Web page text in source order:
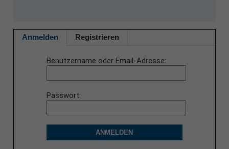
Anmelden Registrieren
Benutzername oder Email-Adresse
Passwort
ANMELDEN